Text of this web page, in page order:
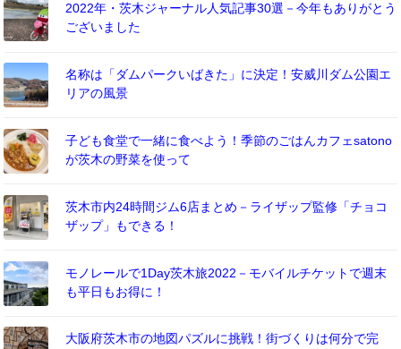
2022年・茨木ジャーナル人気記事30選－今年もありがとう
ございました
名称は「ダムパークいばきた」に決定！安威川ダム公園エ
リアの風景
子ども食堂で一緒に食べよう！季節のごはんカフェsatono
が茨木の野菜を使って
茨木市内24時間ジム6店まとめ－ライザップ監修「チョコ
ザップ」もできる！
モノレールで1Day茨木旅2022－モバイルチケットで週末
も平日もお得に！
大阪府茨木市の地図パズルに挑戦！街づくりは何分で完